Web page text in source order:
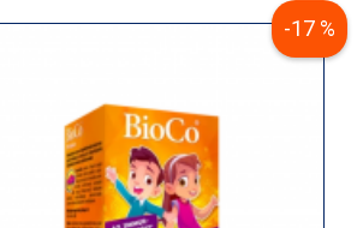
foszfát, kálium-klorid-
benzoát, citromsav.
-17 %